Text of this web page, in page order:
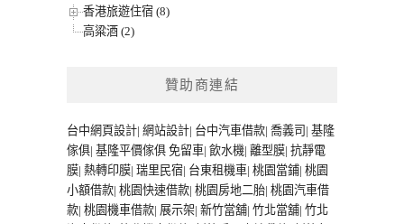
香港旅遊住宿 (8)
高粱酒 (2)
贊助商連結
台中網頁設計| 網站設計| 台中汽車借款| 喬義司 | 基隆
傢俱| 基隆平價傢俱 免留車| 飲水機| 離型膜| 抗靜電
膜| 熱轉印膜| 瑞里民宿| 台東租機車| 桃園當鋪| 桃園
小額借款| 桃園快速借款| 桃園房地二胎| 桃園汽車借
款| 桃園機車借款| 展示架| 新竹當舖| 竹北當舖| 竹北